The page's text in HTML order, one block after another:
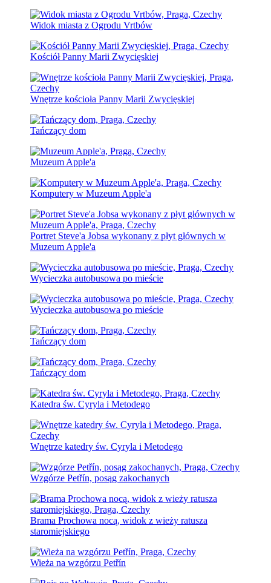
Widok miasta z Ogrodu Vrtbów
Kościół Panny Marii Zwycięskiej
Wnętrze kościoła Panny Marii Zwycięskiej
Tańczący dom
Muzeum Apple'a
Komputery w Muzeum Apple'a
Portret Steve'a Jobsa wykonany z płyt głównych w
Muzeum Apple'a
Wycieczka autobusowa po mieście
Wycieczka autobusowa po mieście
Tańczący dom
Tańczący dom
Katedra św. Cyryla i Metodego
Wnętrze katedry św. Cyryla i Metodego
Wzgórze Petřín, posąg zakochanych
Brama Prochowa nocą, widok z wieży ratusza
staromiejskiego
Wieża na wzgórzu Petřín